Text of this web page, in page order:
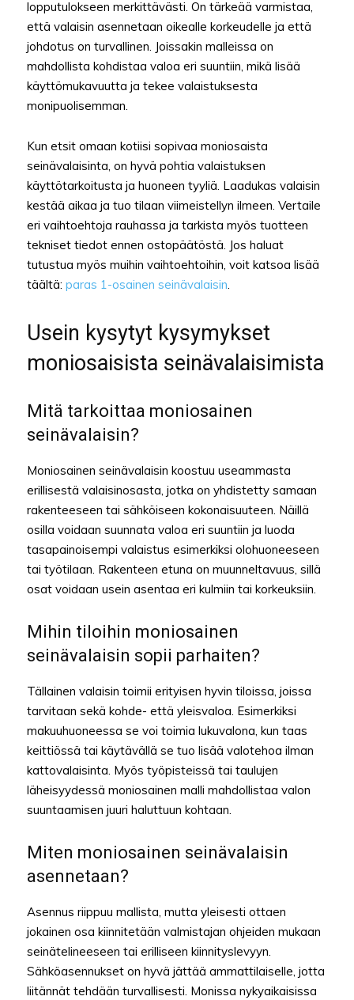
lopputulokseen merkittävästi. On tärkeää varmistaa,
että valaisin asennetaan oikealle korkeudelle ja että
johdotus on turvallinen. Joissakin malleissa on
mahdollista kohdistaa valoa eri suuntiin, mikä lisää
käyttömukavuutta ja tekee valaistuksesta
monipuolisemman.
Kun etsit omaan kotiisi sopivaa moniosaista
seinävalaisinta, on hyvä pohtia valaistuksen
käyttötarkoitusta ja huoneen tyyliä. Laadukas valaisin
kestää aikaa ja tuo tilaan viimeistellyn ilmeen. Vertaile
eri vaihtoehtoja rauhassa ja tarkista myös tuotteen
tekniset tiedot ennen ostopäätöstä. Jos haluat
tutustua myös muihin vaihtoehtoihin, voit katsoa lisää
täältä: paras 1-osainen seinävalaisin
Usein kysytyt kysymykset
moniosaisista seinävalaisimista
Mitä tarkoittaa moniosainen
seinävalaisin?
Moniosainen seinävalaisin koostuu useammasta
erillisestä valaisinosasta, jotka on yhdistetty samaan
rakenteeseen tai sähköiseen kokonaisuuteen. Näillä
osilla voidaan suunnata valoa eri suuntiin ja luoda
tasapainoisempi valaistus esimerkiksi olohuoneeseen
tai työtilaan. Rakenteen etuna on muunneltavuus, sillä
osat voidaan usein asentaa eri kulmiin tai korkeuksiin.
Mihin tiloihin moniosainen
seinävalaisin sopii parhaiten?
Tällainen valaisin toimii erityisen hyvin tiloissa, joissa
tarvitaan sekä kohde- että yleisvaloa. Esimerkiksi
makuuhuoneessa se voi toimia lukuvalona, kun taas
keittiössä tai käytävällä se tuo lisää valotehoa ilman
kattovalaisinta. Myös työpisteissä tai taulujen
läheisyydessä moniosainen malli mahdollistaa valon
suuntaamisen juuri haluttuun kohtaan.
Miten moniosainen seinävalaisin
asennetaan?
Asennus riippuu mallista, mutta yleisesti ottaen
jokainen osa kiinnitetään valmistajan ohjeiden mukaan
seinätelineeseen tai erilliseen kiinnityslevyyn.
Sähköasennukset on hyvä jättää ammattilaiselle, jotta
liitännät tehdään turvallisesti. Monissa nykyaikaisissa